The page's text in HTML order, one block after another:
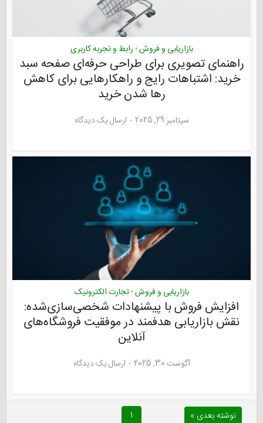
بازاریابی و فروش • رابط و تجربه کاربری
راهنمای تصویری برای طراحی حرفه‌ای صفحه سبد
خرید: اشتباهات رایج و راهکارهایی برای کاهش
رها شدن خرید
سپتامبر 29, 2025 ارسال یک دیدگاه
بازاریابی و فروش • تجارت الکترونیک
افزایش فروش با پیشنهادات شخصی‌سازی‌شده:
نقش بازاریابی هدفمند در موفقیت فروشگاه‌های
آنلاین
آگوست 30, 2025 ارسال یک دیدگاه
1 نوشته بعدی »